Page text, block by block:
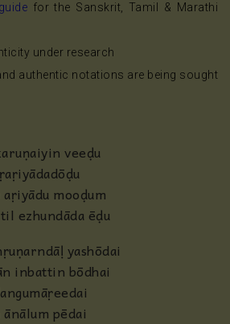
for the Sanskrit, Tamil & Marathi
under research
authentic notations are being sought
veeḍu
mooḍum
ezhundāda ēḍu
yashōdai
inbattin bōdhai
pēdai